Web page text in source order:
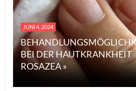
JUNI 4, 2024
BEI DER HAUTKRANKHEIT
ROSAZEA »